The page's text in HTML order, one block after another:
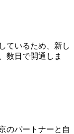
ているため、新し
数日で開通しま
のパートナーと自